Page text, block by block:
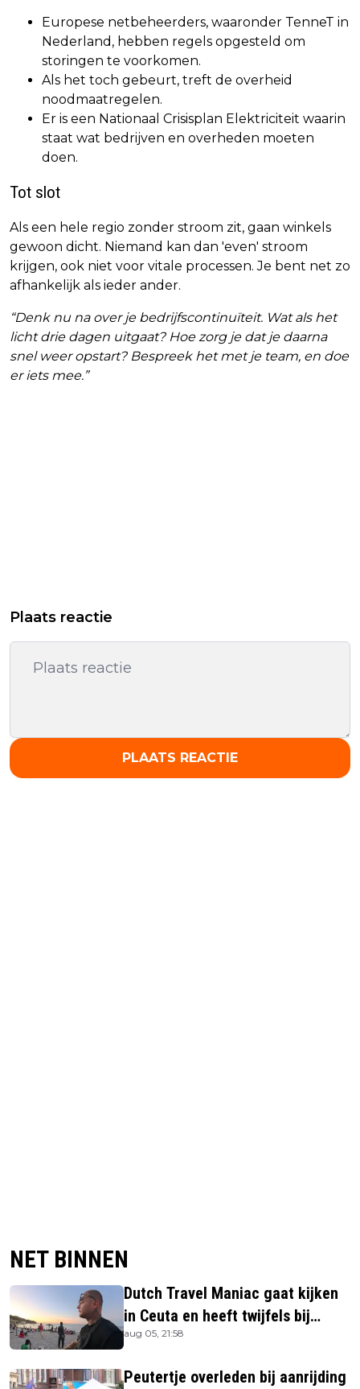
Europese netbeheerders, waaronder TenneT in
Nederland, hebben regels opgesteld om
storingen te voorkomen.
Als het toch gebeurt, treft de overheid
noodmaatregelen.
Er is een Nationaal Crisisplan Elektriciteit waarin
staat wat bedrijven en overheden moeten
doen.
Tot slot
Als een hele regio zonder stroom zit, gaan winkels
gewoon dicht. Niemand kan dan 'even' stroom
krijgen, ook niet voor vitale processen. Je bent net zo
afhankelijk als ieder ander.
“Denk nu na over je bedrijfscontinuïteit. Wat als het
licht drie dagen uitgaat? Hoe zorg je dat je daarna
snel weer opstart? Bespreek het met je team, en doe
er iets mee.”
Plaats reactie
PLAATS REACTIE
NET BINNEN
Dutch Travel Maniac gaat kijken
in Ceuta en heeft twijfels bij
berichtgeving media
aug 05, 21:58
Peutertje overleden bij aanrijding